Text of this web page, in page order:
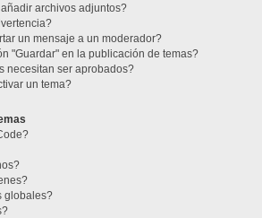
archivos adjuntos?
un mensaje a un moderador?
"Guardar" en la publicación de temas?
necesitan ser aprobados?
un tema?
globales?